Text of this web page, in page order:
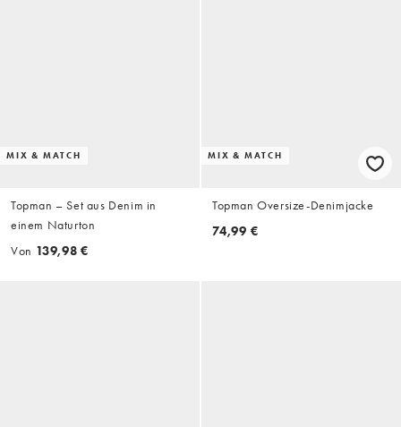
MIX & MATCH
Topman – Set aus Denim in
einem Naturton
Von 139,98 €
MIX & MATCH
Topman Oversize-Denimjacke
74,99 €